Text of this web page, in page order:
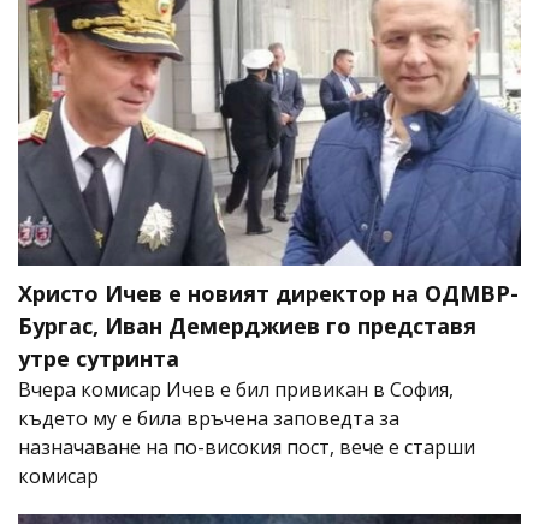
Христо Ичев е новият директор на ОДМВР-
Бургас, Иван Демерджиев го представя
утре сутринта
Вчера комисар Ичев е бил привикан в София,
където му е била връчена заповедта за
назначаване на по-високия пост, вече е старши
комисар